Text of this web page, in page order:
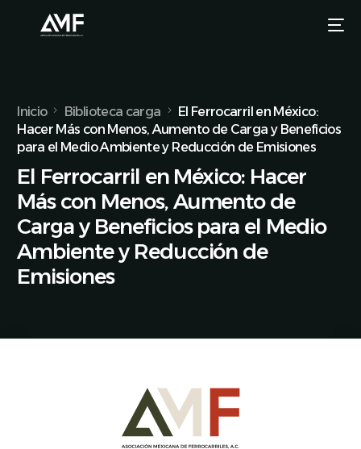
Inicio Biblioteca carga
El Ferrocarril en México:
Hacer Más con Menos, Aumento de Carga y Beneficios
para el Medio Ambiente y Reducción de Emisiones
El Ferrocarril en México: Hacer
Más con Menos, Aumento de
Carga y Beneficios para el Medio
Ambiente y Reducción de
Emisiones